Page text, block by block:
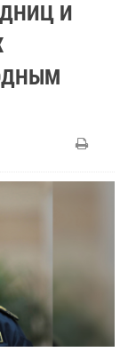
И